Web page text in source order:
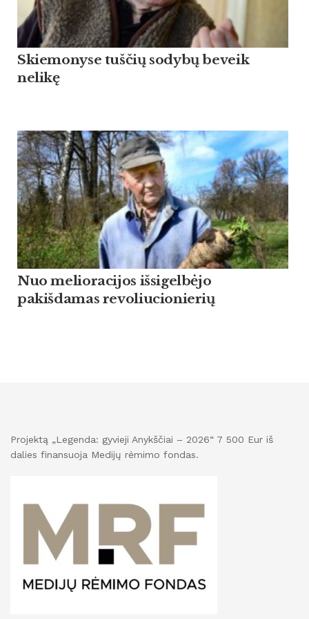
Skiemonyse tuščių sodybų beveik
nelikę
Nuo melioracijos išsigelbėjo
pakišdamas revoliucionierių
Projektą „Legenda: gyvieji Anykščiai – 2026“ 7 500 Eur iš
dalies finansuoja Medijų rėmimo fondas.